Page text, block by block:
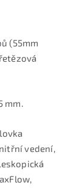
(55mm
mm.
vedení,